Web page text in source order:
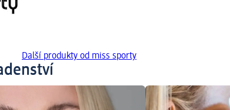
Další produkty od miss sporty